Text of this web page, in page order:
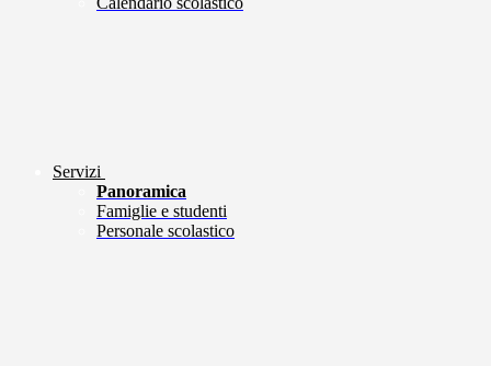
Servizi
Panoramica
Famiglie e studenti
Personale scolastico